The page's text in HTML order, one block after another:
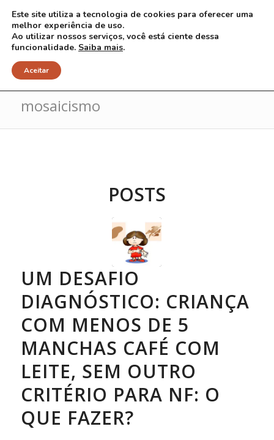
Arquivo para Tag: NF1 em
mosaicismo
POSTS
UM DESAFIO
DIAGNÓSTICO: CRIANÇA
COM MENOS DE 5
MANCHAS CAFÉ COM
LEITE, SEM OUTRO
CRITÉRIO PARA NF: O
QUE FAZER?
Este site utiliza a tecnologia de cookies para oferecer uma
melhor experiência de uso.
Ao utilizar nossos serviços, você está ciente dessa
funcionalidade. Saiba mais.
Aceitar